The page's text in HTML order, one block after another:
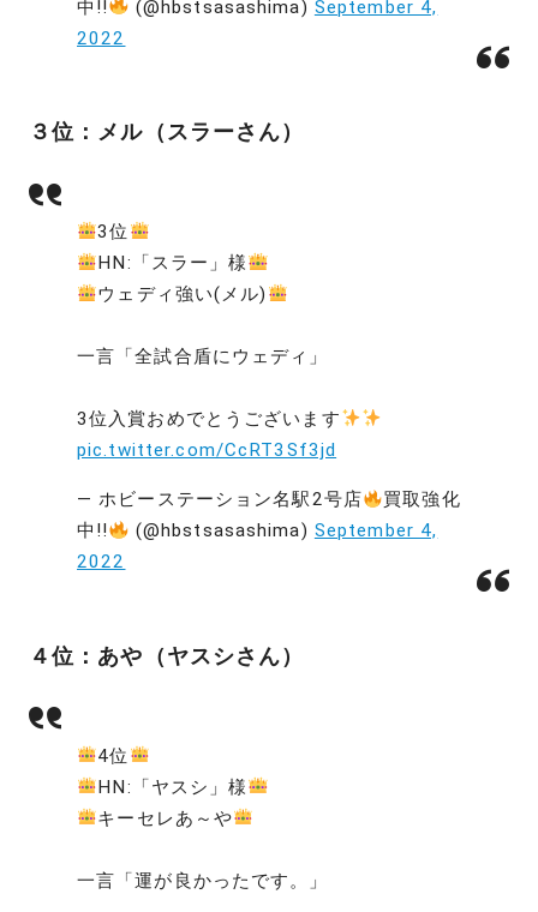
中!!
(@hbstsasashima) September 4,
2022
３位：メル（スラーさん）
3位
HN:「スラー」様
ウェディ強い(メル)
一言「全試合盾にウェディ」
3位入賞おめでとうございます
pic.twitter.com/CcRT3Sf3jd
— ホビーステーション名駅2号店
買取強化
中!!
(@hbstsasashima) September 4,
2022
４位：あや（ヤスシさん）
4位
HN:「ヤスシ」様
キーセレあ～や
一言「運が良かったです。」